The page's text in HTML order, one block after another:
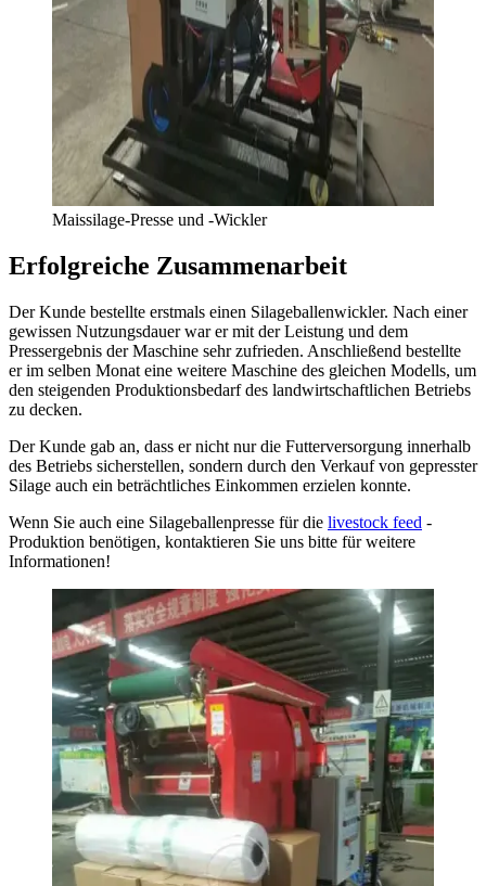
Maissilage-Presse und -Wickler
Erfolgreiche Zusammenarbeit
Der Kunde bestellte erstmals einen Silageballenwickler. Nach einer
gewissen Nutzungsdauer war er mit der Leistung und dem
Pressergebnis der Maschine sehr zufrieden. Anschließend bestellte
er im selben Monat eine weitere Maschine des gleichen Modells, um
den steigenden Produktionsbedarf des landwirtschaftlichen Betriebs
zu decken.
Der Kunde gab an, dass er nicht nur die Futterversorgung innerhalb
des Betriebs sicherstellen, sondern durch den Verkauf von gepresster
Silage auch ein beträchtliches Einkommen erzielen konnte.
Wenn Sie auch eine Silageballenpresse für die livestock feed -
Produktion benötigen, kontaktieren Sie uns bitte für weitere
Informationen!